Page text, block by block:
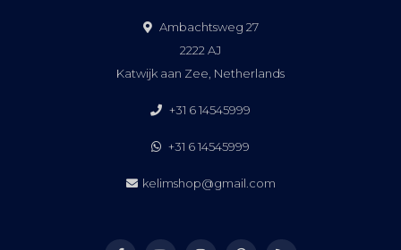
Ambachtsweg 27
2222 AJ
Katwijk aan Zee, Netherlands
+31 6 14545999
+31 6 14545999
kelimshop@gmail.com